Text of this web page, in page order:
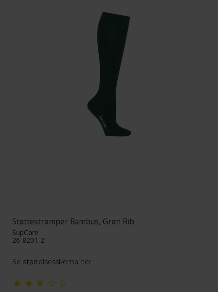
Støttestrømper Bambus, Grøn Rib
SupCare
26-8201-2
Se størrelsesskema her